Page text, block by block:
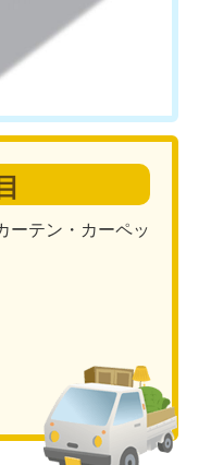
ーテン・カーペッ